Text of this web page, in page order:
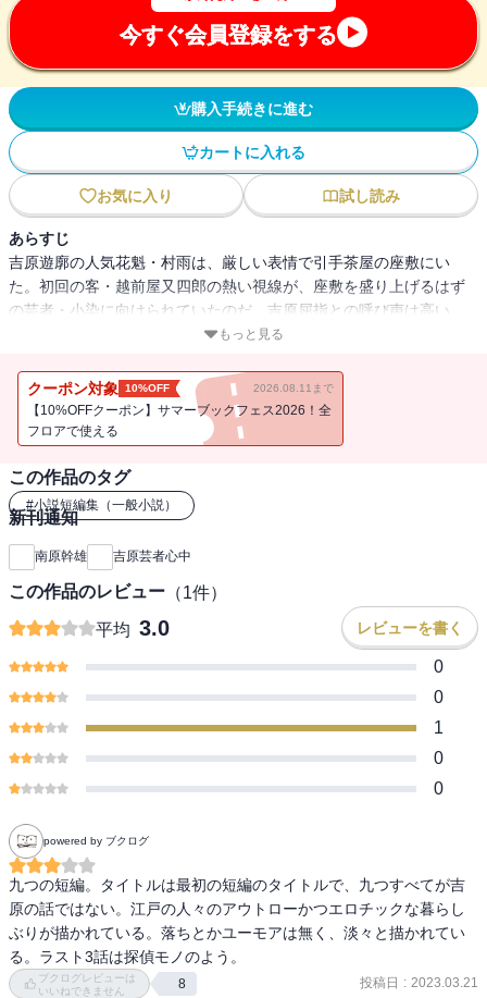
今すぐ会員登録をする
購入手続きに進む
カートに入れる
お気に入り 試し読み
あらすじ
吉原遊廓の人気花魁・村雨は、厳しい表情で引手茶屋の座敷にい
た。初回の客・越前屋又四郎の熱い視線が、座敷を盛り上げるはず
の芸者・小染に向けられていたのだ。吉原屈指との呼び声は高い
が、小染は芸が売り物の芸者。吉原の主役である遊女を差しおいて
始め・・・。恋に墜ちた吉原芸者が運命に身を焦がす表題作のほ
か、江戸の人々の息吹を伝える初文庫化作品集。
もっと見る
クーポン対象 10%OFF 2026.08.11まで
【10%OFFクーポン】サマーブックフェス2026！全
フロアで使える
この作品のタグ
#小説短編集（一般小説）
新刊通知
南原幹雄 吉原芸者心中
この作品のレビュー （1件）
平均 3.0 レビューを書く
0
0
1
0
0
powered by ブクログ
九つの短編。タイトルは最初の短編のタイトルで、九つすべてが吉
原の話ではない。江戸の人々のアウトローかつエロチックな暮らし
ぶりが描かれている。落ちとかユーモアは無く、淡々と描かれてい
る。ラスト3話は探偵モノのよう。
ブクログレビューは
いいねできません
8 投稿日 : 2023.03.21